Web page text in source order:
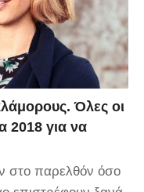
Όλες οι
2018 για να
στο παρελθόν όσο